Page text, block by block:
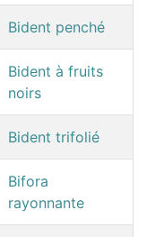
Bident penché
Bident à fruits
noirs
Bident trifolié
Bifora
rayonnante